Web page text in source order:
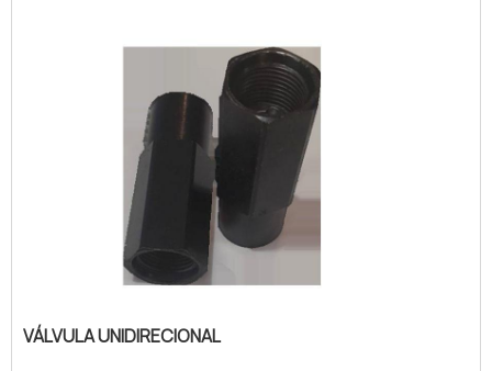
CONTROLE DIRECIONALQuem quer
encontrar válvulas de controle direcional
em uma empresa que preza pela
segurança, enc...
VÁLVULA UNIDIRECIONAL